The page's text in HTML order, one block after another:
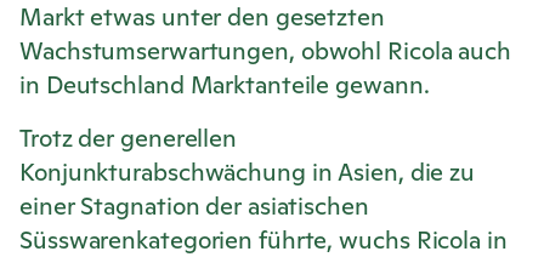
Markt etwas unter den gesetzten
Wachstumserwartungen, obwohl Ricola auch
in Deutschland Marktanteile gewann.
Trotz der generellen
Konjunkturabschwächung in Asien, die zu
einer Stagnation der asiatischen
Süsswarenkategorien führte, wuchs Ricola in